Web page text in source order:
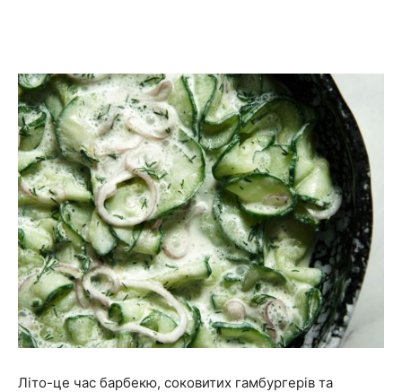
Літо-це час барбекю, соковитих гамбургерів та